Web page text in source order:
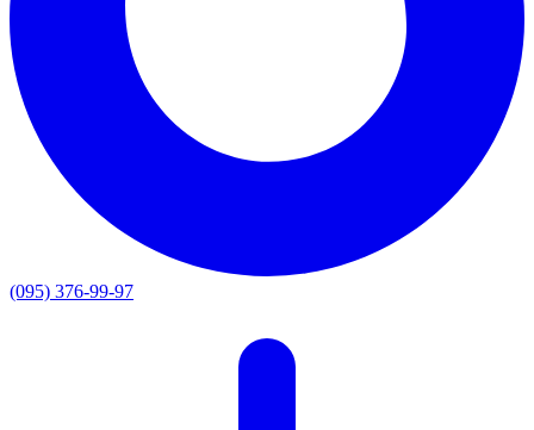
(095) 376-99-97